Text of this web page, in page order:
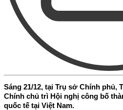
Sáng 21/12, tại Trụ sở Chính phủ,
Chính chủ trì Hội nghị công bố
quốc tế tại Việt Nam.